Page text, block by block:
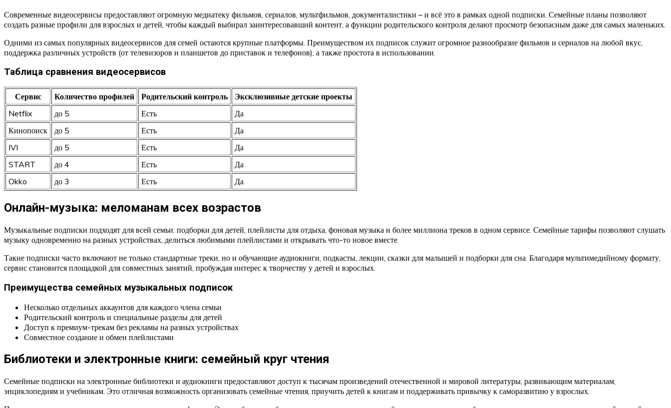
Современные видеосервисы предоставляют огромную медиатеку фильмов, сериалов, мультфильмов, документалистики – и всё это в рамках одной подписки. Семейные планы позволяют
создать разные профили для взрослых и детей, чтобы каждый выбирал заинтересовавший контент, а функции родительского контроля делают просмотр безопасным даже для самых маленьких.
Одними из самых популярных видеосервисов для семей остаются крупные платформы. Преимуществом их подписок служит огромное разнообразие фильмов и сериалов на любой вкус,
поддержка различных устройств (от телевизоров и планшетов до приставок и телефонов), а также простота в использовании.
Таблица сравнения видеосервисов
Сервис Количество профилей Родительский контроль
Эксклюзивные детские проекты
Netflix
до 5 Есть
Да
Кинопоиск
до 5 Есть
Да
IVI
до 5 Есть
Да
START
до 4 Есть
Да
Okko
до 3 Есть Да
Онлайн-музыка: меломанам всех возрастов
Музыкальные подписки подходят для всей семьи: подборки для детей, плейлисты для отдыха, фоновая музыка и более миллиона треков в одном сервисе. Семейные тарифы позволяют слушать
музыку одновременно на разных устройствах, делиться любимыми плейлистами и открывать что-то новое вместе.
Такие подписки часто включают не только стандартные треки, но и обучающие аудиокниги, подкасты, лекции, сказки для малышей и подборки для сна. Благодаря мультимедийному формату,
сервис становится площадкой для совместных занятий, пробуждая интерес к творчеству у детей и взрослых.
Преимущества семейных музыкальных подписок
Несколько отдельных аккаунтов для каждого члена семьи
Родительский контроль и специальные разделы для детей
Доступ к премиум-трекам без рекламы на разных устройствах
Совместное создание и обмен плейлистами
Библиотеки и электронные книги: семейный круг чтения
Семейные подписки на электронные библиотеки и аудиокниги предоставляют доступ к тысячам произведений отечественной и мировой литературы, развивающим материалам,
энциклопедиям и учебникам. Это отличная возможность организовать семейные чтения, приучить детей к книгам и поддерживать привычку к саморазвитию у взрослых.